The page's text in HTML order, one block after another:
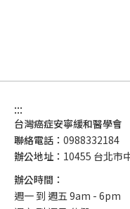
:::
台灣癌症安寧緩和醫學會
聯絡電話： 0988332184
辦公地址： 10455 台北市
辦公時間：
週一 到 週五 9am - 6pm